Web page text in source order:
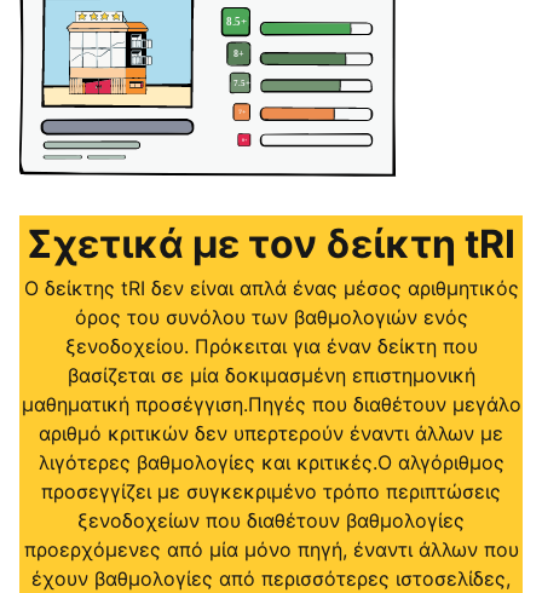
Σχετικά με τον δείκτη tRI
Ο δείκτης tRI δεν είναι απλά ένας μέσος αριθμητικός
όρος του συνόλου των βαθμολογιών ενός
ξενοδοχείου. Πρόκειται για έναν δείκτη που
βασίζεται σε μία δοκιμασμένη επιστημονική
μαθηματική προσέγγιση.Πηγές που διαθέτουν μεγάλο
αριθμό κριτικών δεν υπερτερούν έναντι άλλων με
λιγότερες βαθμολογίες και κριτικές.Ο αλγόριθμος
προσεγγίζει με συγκεκριμένο τρόπο περιπτώσεις
ξενοδοχείων που διαθέτουν βαθμολογίες
προερχόμενες από μία μόνο πηγή, έναντι άλλων που
έχουν βαθμολογίες από περισσότερες ιστοσελίδες,